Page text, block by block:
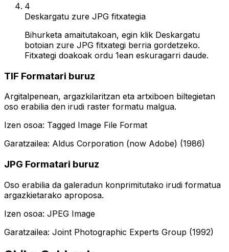
4
Deskargatu zure JPG fitxategia
Bihurketa amaitutakoan, egin klik Deskargatu
botoian zure JPG fitxategi berria gordetzeko.
Fitxategi doakoak ordu 1ean eskuragarri daude.
TIF Formatari buruz
Argitalpenean, argazkilaritzan eta artxiboen biltegietan
oso erabilia den irudi raster formatu malgua.
Izen osoa: Tagged Image File Format
Garatzailea: Aldus Corporation (now Adobe) (1986)
JPG Formatari buruz
Oso erabilia da galeradun konprimitutako irudi formatua
argazkietarako aproposa.
Izen osoa: JPEG Image
Garatzailea: Joint Photographic Experts Group (1992)